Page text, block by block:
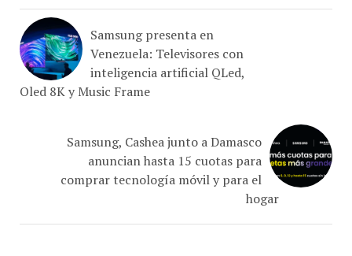
Samsung presenta en
Venezuela: Televisores con
inteligencia artificial QLed,
Oled 8K y Music Frame
Samsung, Cashea junto a Damasco
anuncian hasta 15 cuotas para
comprar tecnología móvil y para el
hogar